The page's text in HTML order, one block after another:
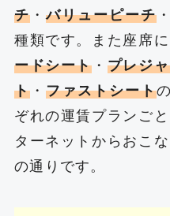
チ・バリューピーチ
種類です。また座席に
ードシート ・ プレジ
ト・ ファストシート
ぞれの運賃プランご
ターネットからおこ
の通りです。